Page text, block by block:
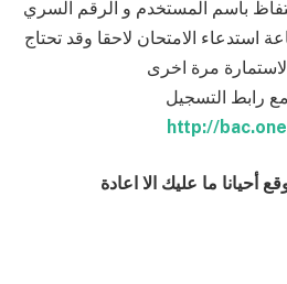
باسم المستخدم و الرقم السري
استدعاء الامتحان لاحقا وقد تحتاج
مرة اخرى
رابط التسجيل
http://
أحيانا ما عليك الا اعادة